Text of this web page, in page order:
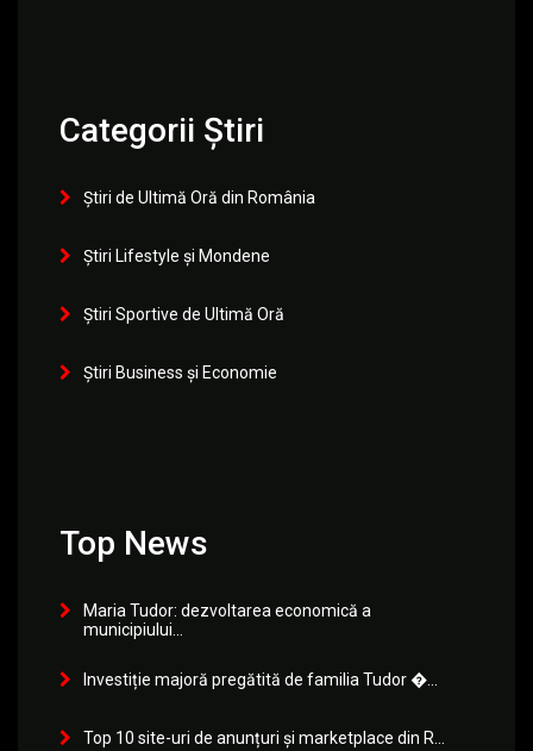
Categorii Știri
Știri de Ultimă Oră din România
Știri Lifestyle și Mondene
Știri Sportive de Ultimă Oră
Știri Business și Economie
Top News
Maria Tudor: dezvoltarea economică a
municipiului...
Investiție majoră pregătită de familia Tudor �...
Top 10 site-uri de anunțuri și marketplace din R...